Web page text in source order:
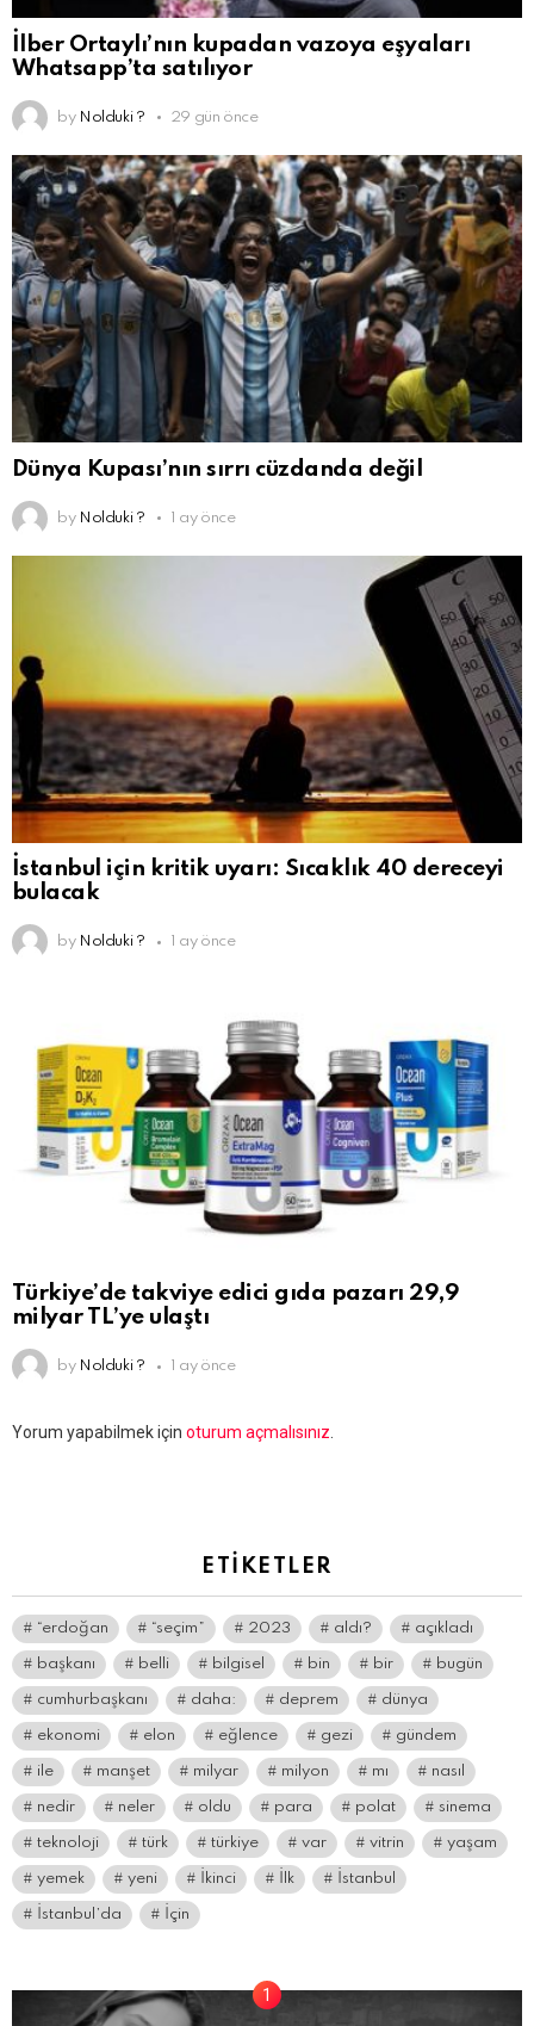
İlber Ortaylı’nın kupadan vazoya eşyaları
Whatsapp’ta satılıyor
by Nolduki ? 29 gün önce
Dünya Kupası’nın sırrı cüzdanda değil
by Nolduki ? 1 ay önce
İstanbul için kritik uyarı: Sıcaklık 40 dereceyi
bulacak
by Nolduki ? 1 ay önce
Türkiye’de takviye edici gıda pazarı 29,9
milyar TL’ye ulaştı
by Nolduki ? 1 ay önce
Bir
Yorum yapabilmek için oturum açmalısınız.
ETIKETLER
“erdoğan “seçim” 2023 aldı? açıkladı
başkanı belli bilgisel bin bir bugün
cumhurbaşkanı daha: deprem dünya
ekonomi elon eğlence gezi gündem
ile manşet milyar milyon mı nasıl
nedir neler oldu para polat sinema
teknoloji türk türkiye var vitrin yaşam
yemek yeni İkinci İlk İstanbul
İstanbul’da İçin